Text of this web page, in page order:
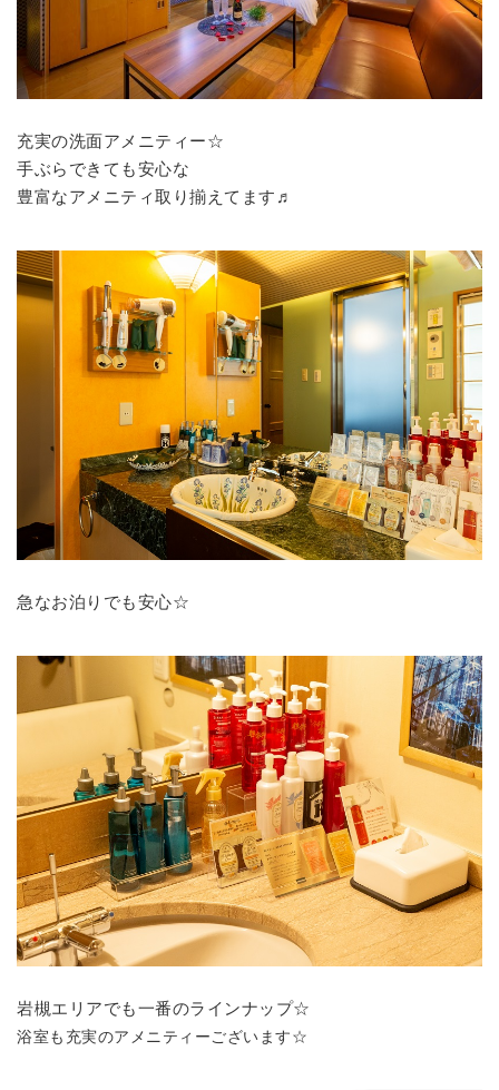
充実の洗面アメニティー☆
手ぶらできても安心な
豊富なアメニティ取り揃えてます♬
急なお泊りでも安心☆
岩槻エリアでも一番のラインナップ☆
浴室も充実のアメニティーございます☆